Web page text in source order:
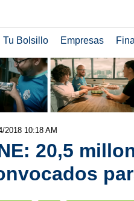
Tu Bolsillo Empresas
2018 10:18 AM
20,5